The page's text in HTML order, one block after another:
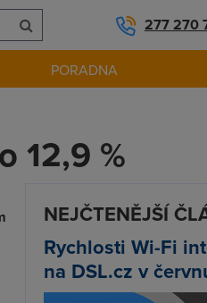
277 270
PORADNA
12,9 %
NEJČTENĚJŠÍ
Rychlosti Wi-Fi
na DSL.cz v